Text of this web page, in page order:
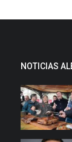
NOTICIAS